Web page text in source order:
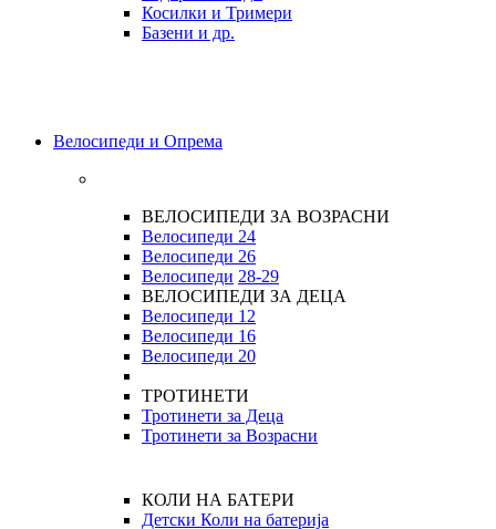
Косилки и Тримери
Базени и др.
Велосипеди и Опрема
ВЕЛОСИПЕДИ ЗА ВОЗРАСНИ
Велосипеди 24
Велосипеди 26
Велосипеди 28-29
ВЕЛОСИПЕДИ ЗА ДЕЦА
Велосипеди 12
Велосипеди 16
Велосипеди 20
ТРОТИНЕТИ
Тротинети за Деца
Тротинети за Возрасни
КОЛИ НА БАТЕРИ
Детски Коли на батерија